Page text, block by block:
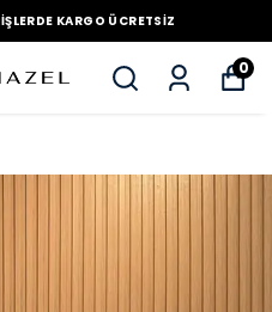
KARGO ÜCRETSIZ
0